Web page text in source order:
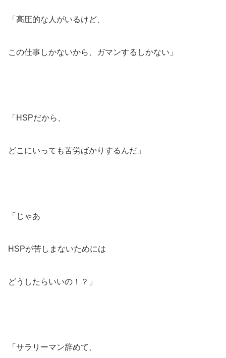
「高圧的な人がいるけど、
この仕事しかないから、ガマンするしかない」
「HSPだから、
どこにいっても苦労ばかりするんだ」
「じゃあ
HSPが苦しまないためには
どうしたらいいの！？」
「サラリーマン辞めて、